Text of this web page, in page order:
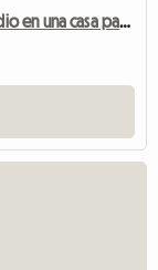
Pequeño y acogedor apartamento tipo estudio en una casa particular.